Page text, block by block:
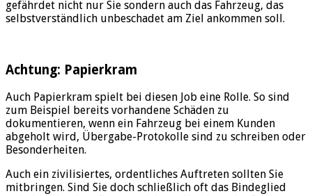
gefährdet nicht nur Sie sondern auch das Fahrzeug, das
selbstverständlich unbeschadet am Ziel ankommen soll.
Achtung: Papierkram
Auch Papierkram spielt bei diesen Job eine Rolle. So sind
zum Beispiel bereits vorhandene Schäden zu
dokumentieren, wenn ein Fahrzeug bei einem Kunden
abgeholt wird, Übergabe-Protokolle sind zu schreiben oder
Besonderheiten.
Auch ein zivilisiertes, ordentliches Auftreten sollten Sie
mitbringen. Sind Sie doch schließlich oft das Bindeglied